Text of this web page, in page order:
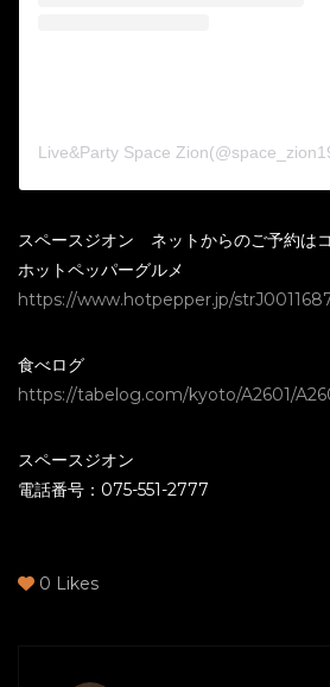
Live&Party Space
スペースジオン ネットからのご予約は
ホットペッパーグルメ
https://www.hotpepper.jp/
食べログ
https://tabelog.com/kyoto/A2601/
スペースジオン
電話番号：075-551-2777
0 Likes